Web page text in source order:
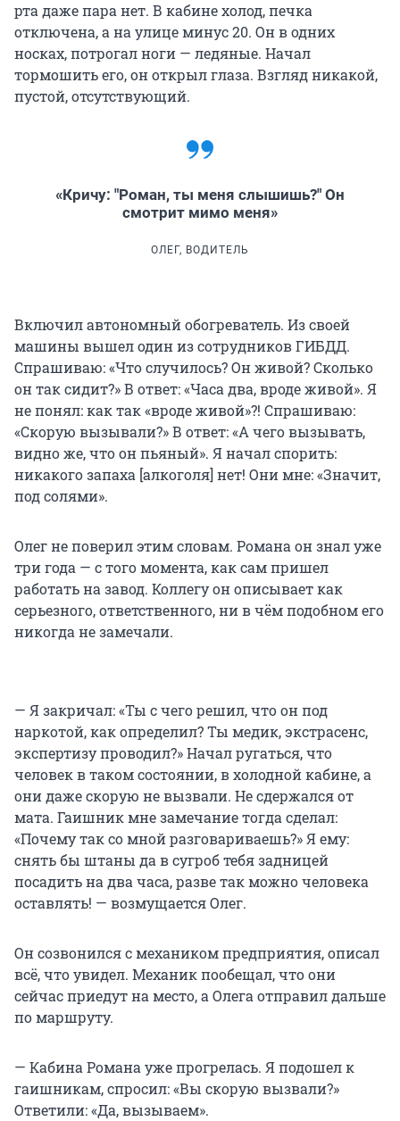
рта даже пара нет. В кабине холод, печка
отключена, а на улице минус 20. Он в одних
носках, потрогал ноги — ледяные. Начал
тормошить его, он открыл глаза. Взгляд никакой,
пустой, отсутствующий.
«Кричу: "Роман, ты меня слышишь?" Он
смотрит мимо меня»
ОЛЕГ, ВОДИТЕЛЬ
Включил автономный обогреватель. Из своей
машины вышел один из сотрудников ГИБДД.
Спрашиваю: «Что случилось? Он живой? Сколько
он так сидит?» В ответ: «Часа два, вроде живой». Я
не понял: как так «вроде живой»?! Спрашиваю:
«Скорую вызывали?» В ответ: «А чего вызывать,
видно же, что он пьяный». Я начал спорить:
никакого запаха [алкоголя] нет! Они мне: «Значит,
под солями».
Олег не поверил этим словам. Романа он знал уже
три года — с того момента, как сам пришел
работать на завод. Коллегу он описывает как
серьезного, ответственного, ни в чём подобном его
никогда не замечали.
— Я закричал: «Ты с чего решил, что он под
наркотой, как определил? Ты медик, экстрасенс,
экспертизу проводил?» Начал ругаться, что
человек в таком состоянии, в холодной кабине, а
они даже скорую не вызвали. Не сдержался от
мата. Гаишник мне замечание тогда сделал:
«Почему так со мной разговариваешь?» Я ему:
снять бы штаны да в сугроб тебя задницей
посадить на два часа, разве так можно человека
оставлять! — возмущается Олег.
Он созвонился с механиком предприятия, описал
всё, что увидел. Механик пообещал, что они
сейчас приедут на место, а Олега отправил дальше
по маршруту.
— Кабина Романа уже прогрелась. Я подошел к
гаишникам, спросил: «Вы скорую вызвали?»
Ответили: «Да, вызываем».